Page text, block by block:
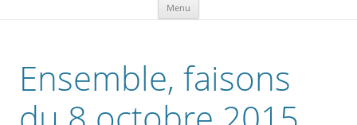
Menu
Ensemble, faisons